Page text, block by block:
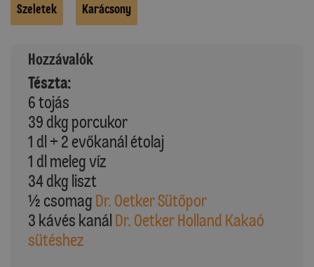
Szeletek Karácsony
Hozzávalók
Tészta:
6 tojás
39 dkg porcukor
1 dl + 2 evőkanál étolaj
1 dl meleg víz
34 dkg liszt
½ csomag Dr. Oetker Sütőpor
3 kávés kanálDr. Oetker Holland Kakaó
sütéshez